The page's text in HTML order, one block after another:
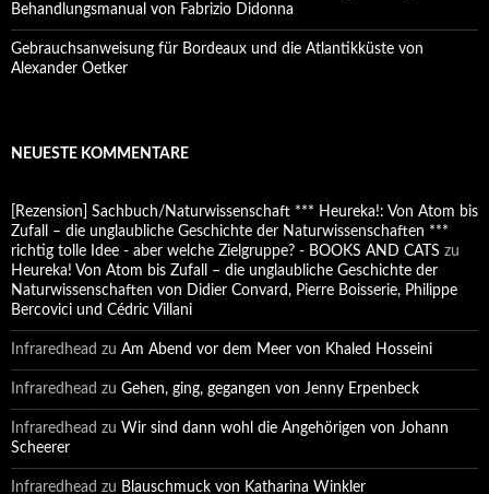
Behandlungsmanual von Fabrizio Didonna
Gebrauchsanweisung für Bordeaux und die Atlantikküste von
Alexander Oetker
NEUESTE KOMMENTARE
[Rezension] Sachbuch/Naturwissenschaft *** Heureka!: Von Atom bis
Zufall – die unglaubliche Geschichte der Naturwissenschaften ***
richtig tolle Idee - aber welche Zielgruppe? - BOOKS AND CATS zu
Heureka! Von Atom bis Zufall – die unglaubliche Geschichte der
Naturwissenschaften von Didier Convard, Pierre Boisserie, Philippe
Bercovici und Cédric Villani
Infraredhead zu Am Abend vor dem Meer von Khaled Hosseini
Infraredhead zu Gehen, ging, gegangen von Jenny Erpenbeck
Infraredhead zu Wir sind dann wohl die Angehörigen von Johann
Scheerer
Infraredhead zu Blauschmuck von Katharina Winkler